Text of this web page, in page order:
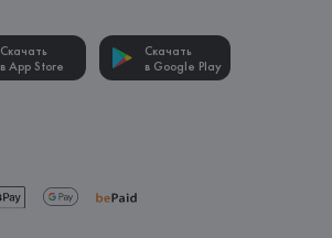
Скачать
в App Store
Скачать
в Google Play